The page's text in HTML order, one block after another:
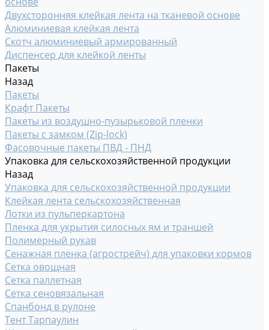
Двухсторонняя клейкая лента на тканевой основе
Алюминиевая клейкая лента
Скотч алюминиевый армированный
Диспенсер для клейкой ленты
Пакеты
Назад
Пакеты
Крафт Пакеты
Пакеты из воздушно-пузырьковой пленки
Пакеты с замком (Zip-lock)
Фасовочные пакеты ПВД - ПНД
Упаковка для сельскохозяйственной продукции
Назад
Упаковка для сельскохозяйственной продукции
Клейкая лента сельскохозяйственная
Лотки из пульперкартона
Пленка для укрытия силосных ям и траншей
Полимерный рукав
Сенажная пленка (агрострейч) для упаковки кормов
Сетка овощная
Сетка паллетная
Сетка сеновязальная
Спанбонд в рулоне
Тент Тарпаулин